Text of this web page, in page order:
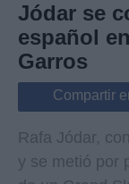
Viajes
Jódar se
español
Garros
Compartir
Rafa Jódar,
y se metió por